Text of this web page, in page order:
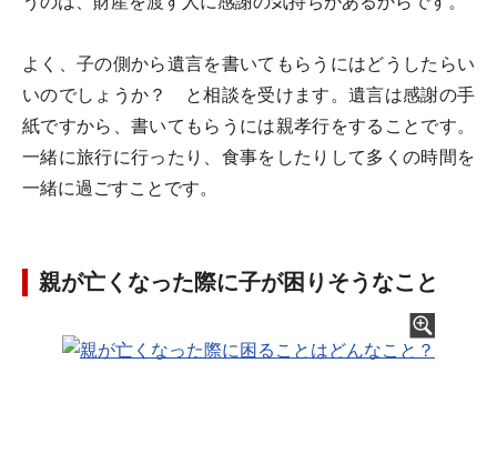
よく、子の側から遺言を書いてもらうにはどうしたらい
いのでしょうか？ と相談を受けます。遺言は感謝の手
紙ですから、書いてもらうには親孝行をすることです。
一緒に旅行に行ったり、食事をしたりして多くの時間を
一緒に過ごすことです。
親が亡くなった際に子が困りそうなこと